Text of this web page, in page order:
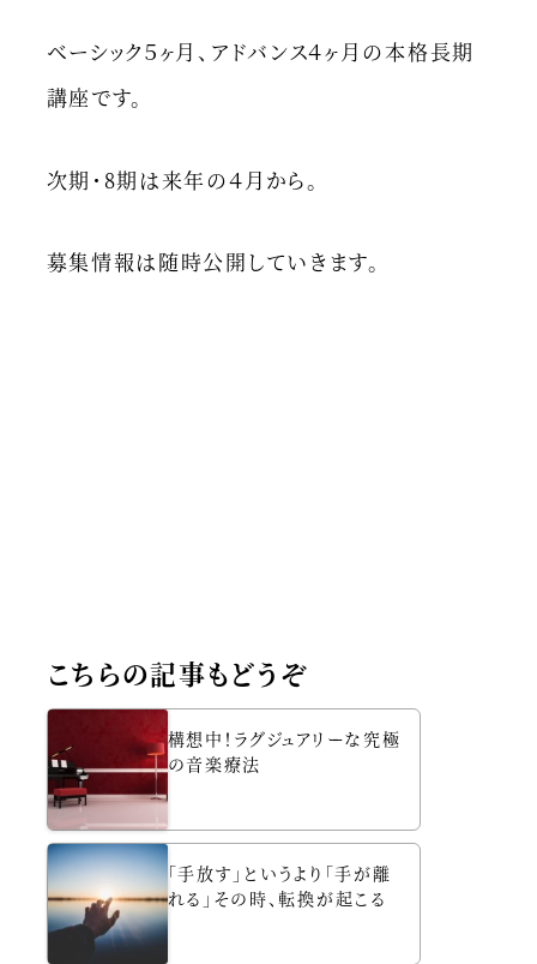
ベーシック５ヶ月、アドバンス４ヶ月の本格長期
講座です。
次期・8期は来年の４月から。
募集情報は随時公開していきます。
こちらの記事もどうぞ
構想中！ラグジュアリーな究極
の音楽療法
「手放す」というより「手が離
れる」その時、転換が起こる